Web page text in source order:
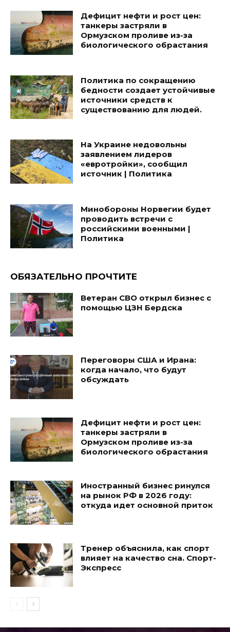
Дефицит нефти и рост цен:
танкеры застряли в
Ормузском проливе из-за
биологического обрастания
Политика по сокращению
бедности создает устойчивые
источники средств к
существованию для людей.
На Украине недовольны
заявлением лидеров
«евротройки», сообщил
источник | Политика
Минобороны Норвегии будет
проводить встречи с
российскими военными |
Политика
ОБЯЗАТЕЛЬНО ПРОЧТИТЕ
Ветеран СВО открыл бизнес с
помощью ЦЗН Бердска
Переговоры США и Ирана:
когда начало, что будут
обсуждать
Дефицит нефти и рост цен:
танкеры застряли в
Ормузском проливе из-за
биологического обрастания
Иностранный бизнес ринулся
на рынок РФ в 2026 году:
откуда идет основной приток
Тренер объяснила, как спорт
влияет на качество сна. Спорт-
Экспресс